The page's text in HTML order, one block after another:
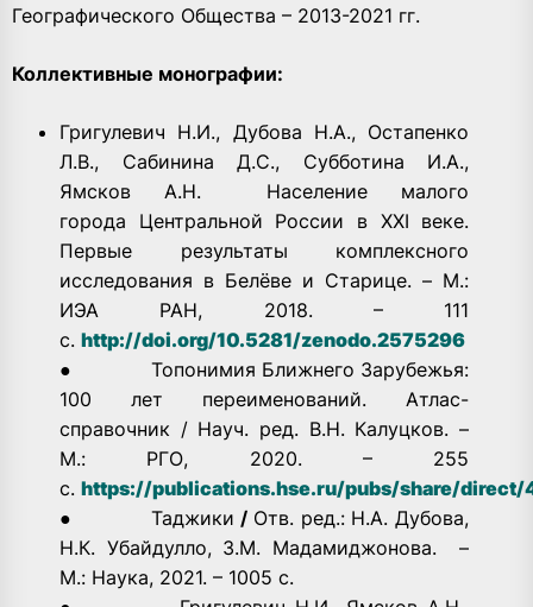
Географического Общества – 2013-2021 гг.
Коллективные монографии:
Григулевич Н.И., Дубова Н.А., Остапенко
Л.В., Сабинина Д.С., Субботина И.А.,
Ямсков А.Н. Население малого
города Центральной России в XXI веке.
Первые результаты комплексного
исследования в Белёве и Старице. – М.:
ИЭА РАН, 2018. – 111
с. http://doi.org/10.5281/zenodo.2575296
● Топонимия Ближнего Зарубежья:
100 лет переименований. Атлас-
справочник / Науч. ред. В.Н. Калуцков. –
М.: РГО, 2020. – 255
с. https://publications.hse.ru/pubs/share/
● Таджики / Отв. ред.: Н.А. Дубова,
Н.К. Убайдулло, З.М. Мадамиджонова. –
М.: Наука, 2021. – 1005 с.